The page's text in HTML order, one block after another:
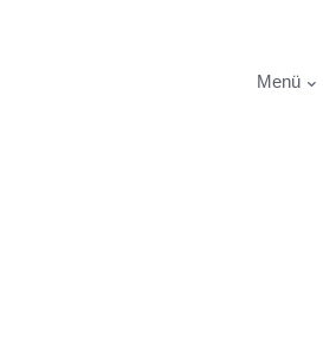
Menü